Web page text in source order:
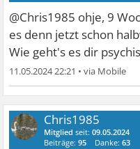
@Chris1985 ohje, 9
es denn jetzt schon
Wie geht's es dir
11.05.2024 22:21 •
Chris1985
Mitglied seit:09.05.2024
Beiträge:95 Danke:63